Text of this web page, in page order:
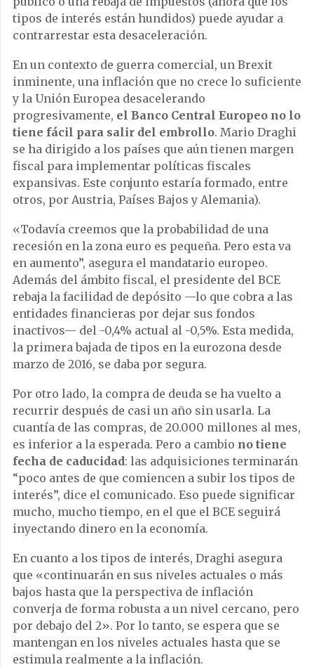
tipos de interés están hundidos) puede ayudar a
contrarrestar esta desaceleración.
En un contexto de guerra comercial, un Brexit
inminente, una inflación que no crece lo suficiente
y la Unión Europea desacelerando
progresivamente, el Banco Central Europeo no lo
tiene fácil para salir del embrollo. Mario Draghi
se ha dirigido a los países que aún tienen margen
fiscal para implementar políticas fiscales
expansivas. Este conjunto estaría formado, entre
otros, por Austria, Países Bajos y Alemania).
«Todavía creemos que la probabilidad de una
recesión en la zona euro es pequeña. Pero esta va
en aumento”, asegura el mandatario europeo.
Además del ámbito fiscal, el presidente del BCE
rebaja la facilidad de depósito —lo que cobra a las
entidades financieras por dejar sus fondos
inactivos— del -0,4% actual al -0,5%. Esta medida,
la primera bajada de tipos en la eurozona desde
marzo de 2016, se daba por segura.
Por otro lado, la compra de deuda se ha vuelto a
recurrir después de casi un año sin usarla. La
cuantía de las compras, de 20.000 millones al mes,
es inferior a la esperada. Pero a cambio no tiene
fecha de caducidad: las adquisiciones terminarán
“poco antes de que comiencen a subir los tipos de
interés”, dice el comunicado. Eso puede significar
mucho, mucho tiempo, en el que el BCE seguirá
inyectando dinero en la economía.
En cuanto a los tipos de interés, Draghi asegura
que «continuarán en sus niveles actuales o más
bajos hasta que la perspectiva de inflación
converja de forma robusta a un nivel cercano, pero
por debajo del 2». Por lo tanto, se espera que se
mantengan en los niveles actuales hasta que se
estimula realmente a la inflación.